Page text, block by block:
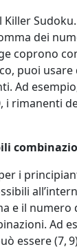
dei
coprono
puoi
Ad
i rimanenti
i
e il numero
Ad
essere (7,